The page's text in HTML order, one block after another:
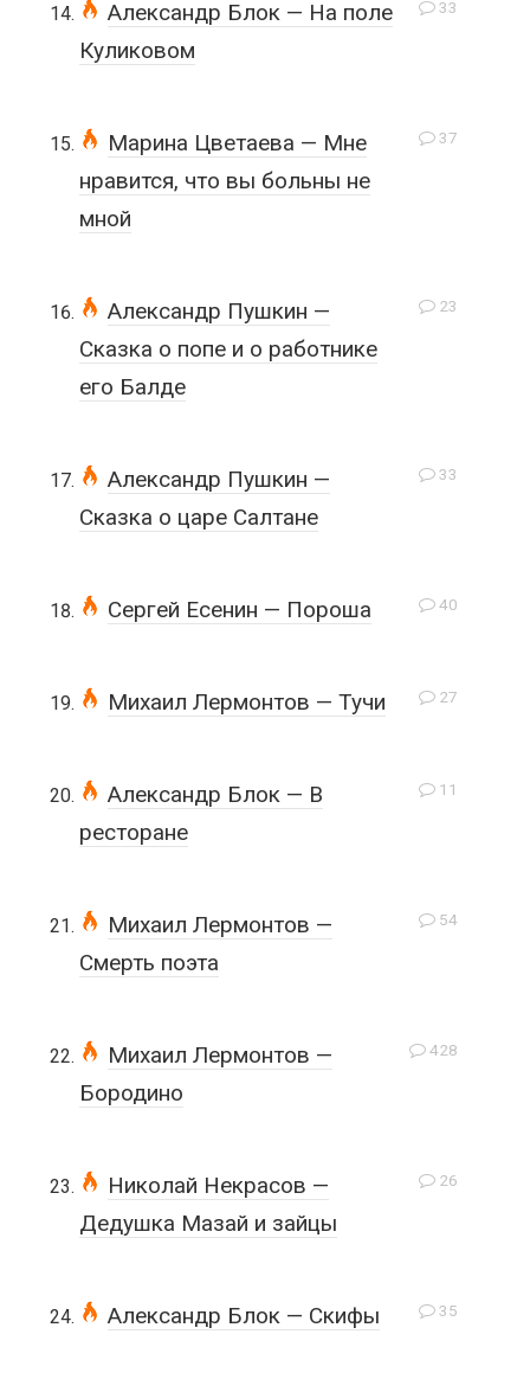
33
Александр Блок — На поле
Куликовом
37
Марина Цветаева — Мне
нравится, что вы больны не
мной
23
Александр Пушкин —
Сказка о попе и о работнике
его Балде
33
Александр Пушкин —
Сказка о царе Салтане
40
Сергей Есенин — Пороша
27
Михаил Лермонтов — Тучи
11
Александр Блок — В
ресторане
54
Михаил Лермонтов —
Смерть поэта
428
Михаил Лермонтов —
Бородино
26
Николай Некрасов —
Дедушка Мазай и зайцы
35
Александр Блок — Скифы